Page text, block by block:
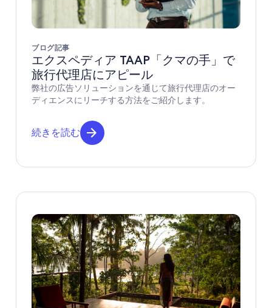
ブログ記事
エクスペディア TAAP「クマの手」で
旅行代理店にアピール
弊社の広告ソリューションを通じて旅行代理店のオー
ディエンスにリーチする方法をご紹介します。
続きを読む